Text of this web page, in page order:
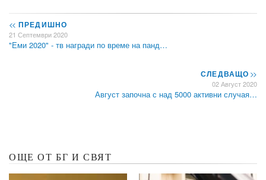
<< ПРЕДИШНО
21 Септември 2020
"Еми 2020" - тв награди по време на панд…
СЛЕДВАЩО>>
02 Август 2020
Август започна с над 5000 активни случая…
ОЩЕ ОТ БГ И СВЯТ